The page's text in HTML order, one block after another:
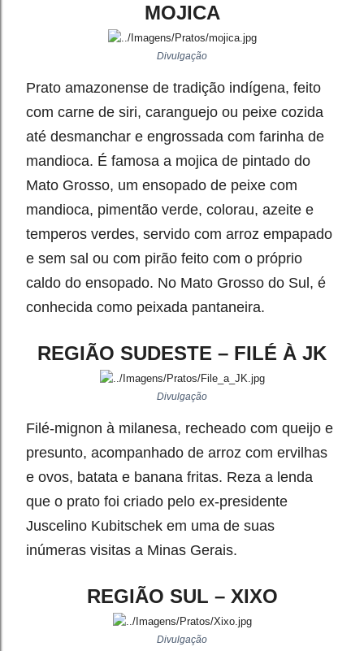
MOJICA
Divulgação
Prato amazonense de tradição indígena, feito
com carne de siri, caranguejo ou peixe cozida
até desmanchar e engrossada com farinha de
mandioca. É famosa a mojica de pintado do
Mato Grosso, um ensopado de peixe com
mandioca, pimentão verde, colorau, azeite e
temperos verdes, servido com arroz empapado
e sem sal ou com pirão feito com o próprio
caldo do ensopado. No Mato Grosso do Sul, é
conhecida como peixada pantaneira.
REGIÃO SUDESTE – FILÉ À JK
Divulgação
Filé-mignon à milanesa, recheado com queijo e
presunto, acompanhado de arroz com ervilhas
e ovos, batata e banana fritas. Reza a lenda
que o prato foi criado pelo ex-presidente
Juscelino Kubitschek em uma de suas
inúmeras visitas a Minas Gerais.
REGIÃO SUL – XIXO
Divulgação